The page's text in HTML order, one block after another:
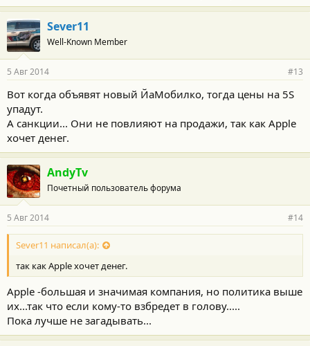
Sever11
Well-Known Member
5 Авг 2014 #13
Вот когда объявят новый ЙаМобилко, тогда цены на 5S
упадут.
А санкции... Они не повлияют на продажи, так как Apple
хочет денег.
AndyTv
Почетный пользователь форума
5 Авг 2014 #14
Sever11 написал(а):
так как Apple хочет денег.
Apple -большая и значимая компания, но политика выше
их...так что если кому-то взбредет в голову.....
Пока лучше не загадывать...